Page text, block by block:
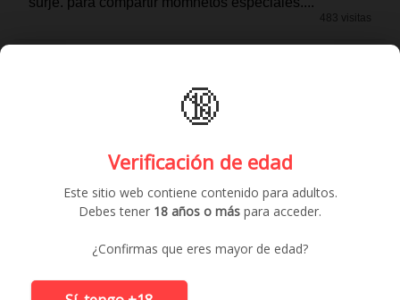
483 visitas
🔞
Verificación de edad
Este sitio web contiene contenido para adultos.
Debes tener 18 años o más para acceder.
¿Confirmas que eres mayor de edad?